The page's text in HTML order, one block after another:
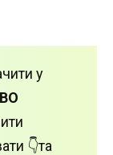
у
👇та